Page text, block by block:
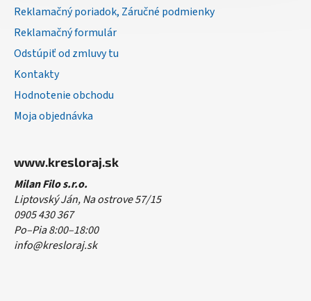
Reklamačný poriadok, Záručné podmienky
Reklamačný formulár
Odstúpiť od zmluvy tu
Kontakty
Hodnotenie obchodu
Moja objednávka
www.kresloraj.sk
Milan Filo s.r.o.
Liptovský Ján, Na ostrove 57/15
0905 430 367
Po–Pia 8:00–18:00
info@kresloraj.sk